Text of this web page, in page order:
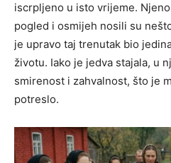
iscrpljeno u isto vrijeme.
pogled i osmijeh nosili su
je upravo taj trenutak bio
životu. Iako je jedva stajala, u
smirenost i zahvalnost, što je
potreslo.